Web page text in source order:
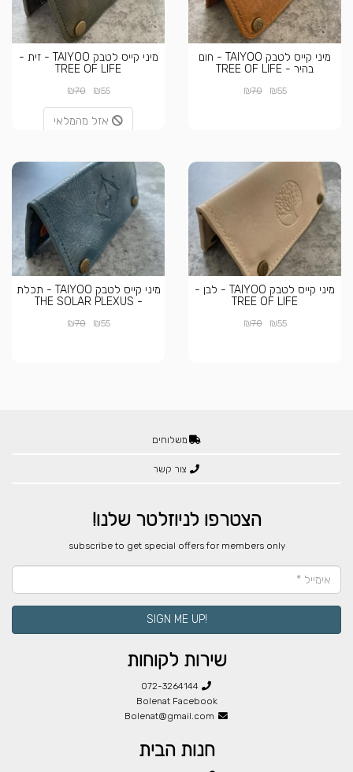
מיני קייס לטבק TAIYOO - חום
בהיר - TREE OF LIFE
₪55
₪70
מיני קייס לטבק TAIYOO - זית -
TREE OF LIFE
₪55
₪70
אזל מהמלאי
מיני קייס לטבק TAIYOO - לבן -
TREE OF LIFE
₪55
₪70
מיני קייס לטבק TAIYOO - תכלת
- THE SOLAR PLEXUS
₪55
₪70
משלוחים
צור קשר
הצטרפו לניוזלטר שלנו!
​subscribe to get special offers for members only
!SIGN ME UP
שירות לקוחות
072-3264144
Bolenat Facebook
Bolenat@gmail.com
חנות הבית